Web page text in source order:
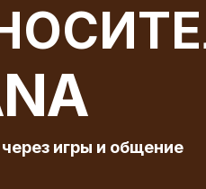
через игры и общение